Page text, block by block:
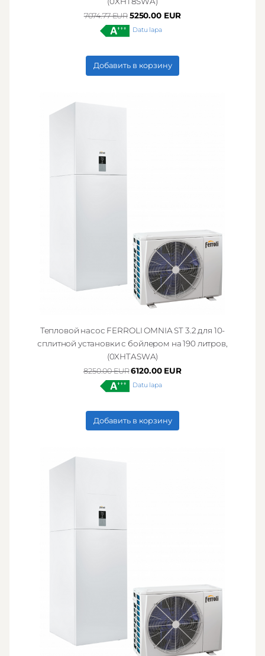
7074.77 EUR 5250.00 EUR
Datu lapa
Добавить в корзину
Тепловой насос FERROLI OMNIA ST 3.2 для 10-
сплитной установки с бойлером на 190 литров,
(0XHTASWA)
8250.00 EUR6120.00 EUR
Datu lapa
Добавить в корзину